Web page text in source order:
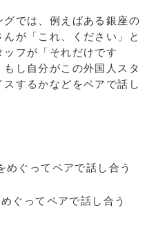
では、例えばある銀座の
が「これ、ください」と
フが「それだけです
し自分がこの外国人スタ
するかなどをペアで話し
ぐってペアで話し合う